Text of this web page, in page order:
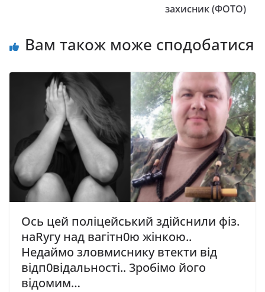
захисник (ФОТО)
Вам також може сподобатися
Ось цей поліцейський здійснили фіз.
нaRyгy над вaгiтн0ю жінкою..
Недаймо зловмиснику втекти від
відп0відальності.. 3робімо його
відомим…